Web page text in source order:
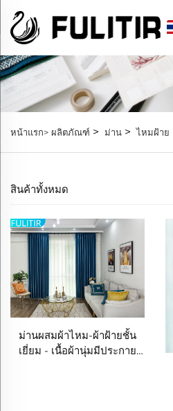
หน้าแรก> ผลิตภัณฑ์ > ม่าน >ไหมฝ้าย
สินค้าทั้งหมด
ม่านผสมผ้าไหม-ผ้าฝ้ายชั้น
เยี่ยม - เนื้อผ้านุ่มมีประกาย